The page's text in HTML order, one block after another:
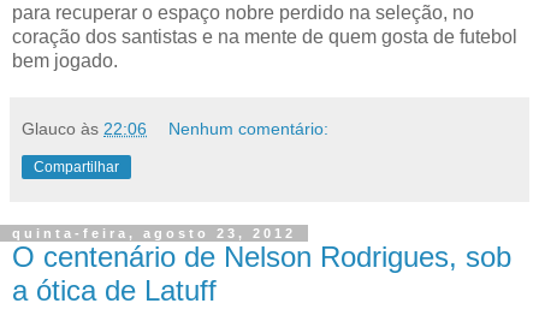
para recuperar o espaço nobre perdido na seleção, no
coração dos santistas e na mente de quem gosta de futebol
bem jogado.
Glauco às 22:06 Nenhum comentário:
Compartilhar
quinta-feira, agosto 23, 2012
O centenário de Nelson Rodrigues, sob
a ótica de Latuff